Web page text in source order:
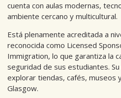
cuenta con aulas modernas,
ambiente cercano y multicultural.
Está plenamente acreditada a
reconocida como Licensed
Immigration, lo que garantiza la
seguridad de sus estudiantes.
explorar tiendas, cafés, museos
Glasgow.